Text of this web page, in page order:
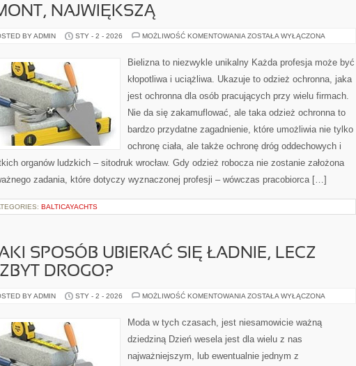
NAJWIĘKSZĄ
BY ADMIN STY - 2 - 2026 MOŻLIWOŚĆ KOMENTOWANIA ARANŻUJĄC
ZAMIESZKANIA
CZY
REMONT,
ZOSTAŁA WYŁĄCZONA
Bielizna to niezwykle unikalny Każda profesja może być
kłopotliwa i uciążliwa. Ukazuje to odzież ochronna, jaka
jest ochronna dla osób pracujących przy wielu firmach.
Nie da się zakamuflować, ale taka odzież ochronna to
bardzo przydatne zagadnienie, które umożliwia nie tylko
ochronę ciała, ale także ochronę dróg oddechowych i
organów ludzkich – sitodruk wrocław. Gdy odzież robocza nie zostanie założona
zadania, które dotyczy wyznaczonej profesji – wówczas pracobiorca […]
BALTICAYACHTS
SPOSÓB UBIERAĆ SIĘ ŁADNIE, LECZ
DROGO?
BY ADMIN STY - 2 - 2026 MOŻLIWOŚĆ KOMENTOWANIA W
SIĘ
LECZ
DROGO?
ZOSTAŁA WYŁĄCZONA
Moda w tych czasach, jest niesamowicie ważną
dziedziną Dzień wesela jest dla wielu z nas
najważniejszym, lub ewentualnie jednym z